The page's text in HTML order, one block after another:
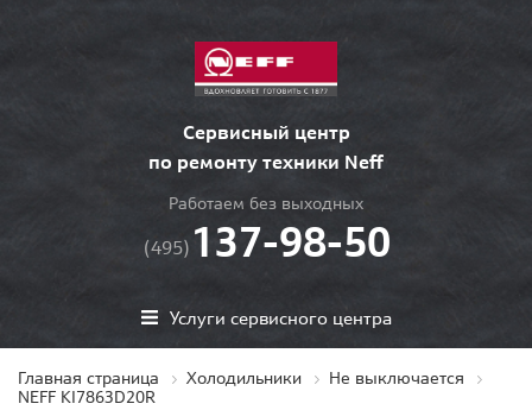
Сервисный центр
по ремонту техники Neff
Работаем без выходных
(495) 137-98-50
Услуги сервисного центра
Главная страница Холодильники
Не выключается
NEFF KI7863D20R